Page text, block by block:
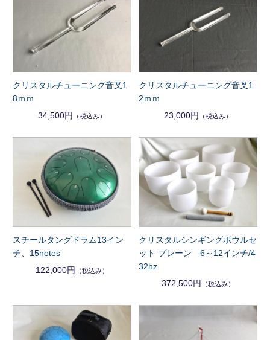
クリスタルチューニング音叉1
8ｍｍ
34,500円
（税込み）
クリスタルチューニング音叉1
2ｍｍ
23,000円
（税込み）
スチールタングドラム13イン
チ、15notes
122,000円
（税込み）
クリスタルシンギングボウルセ
ット プレーン 6～12インチ/4
32hz
372,500円
（税込み）